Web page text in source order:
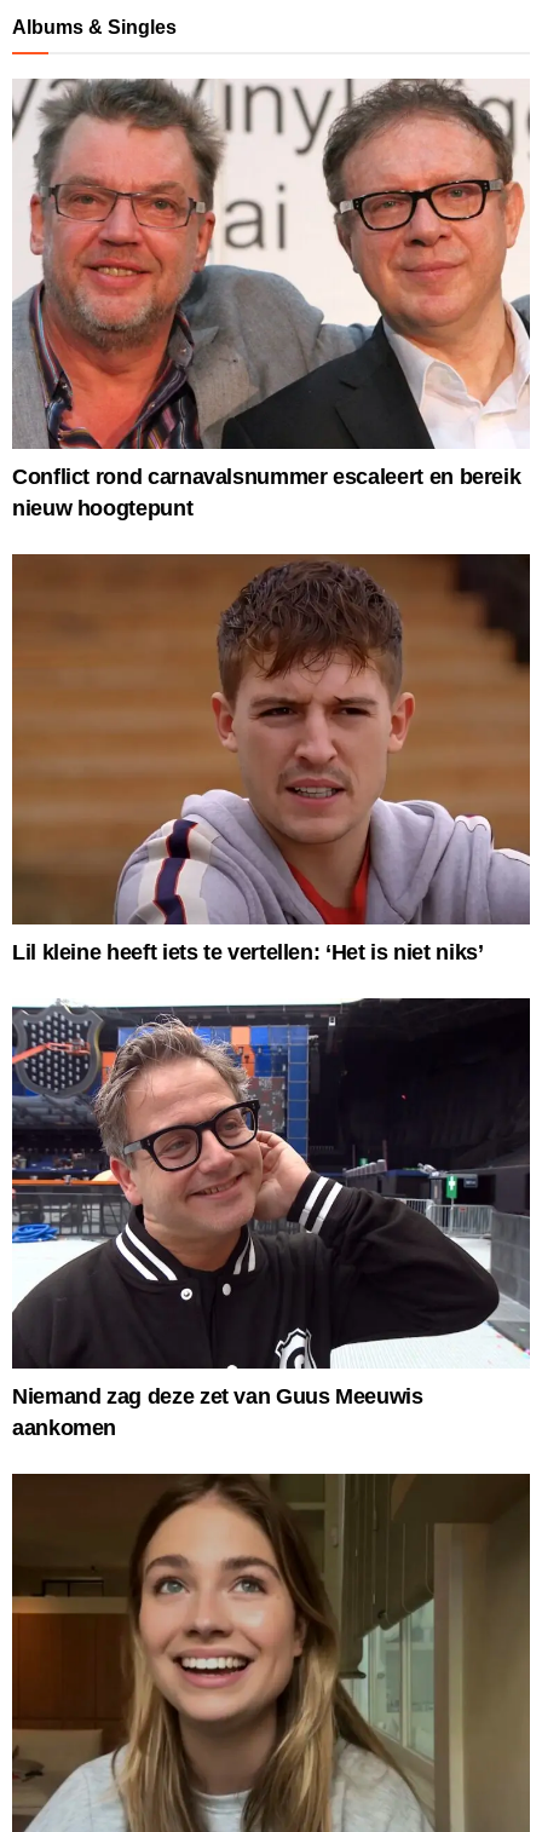
Albums & Singles
Conflict rond carnavalsnummer escaleert en bereik
nieuw hoogtepunt
Lil kleine heeft iets te vertellen: ‘Het is niet niks’
Niemand zag deze zet van Guus Meeuwis
aankomen